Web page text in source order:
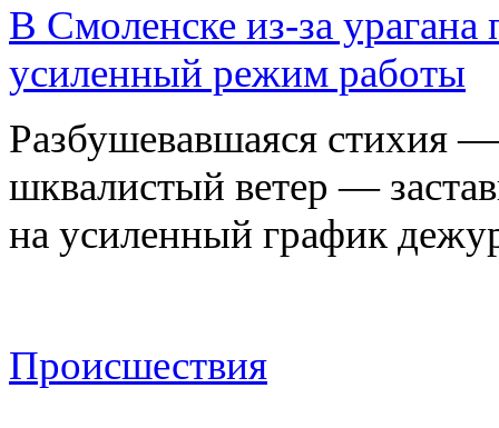
В Смоленске из-за
усиленный режим работы
Разбушевавшаяся стихия
шквалистый ветер —
на усиленный график
Происшествия